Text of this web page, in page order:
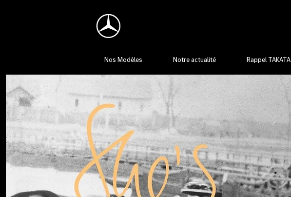
Nos Modèles Notre actualité Rappel TAKATA